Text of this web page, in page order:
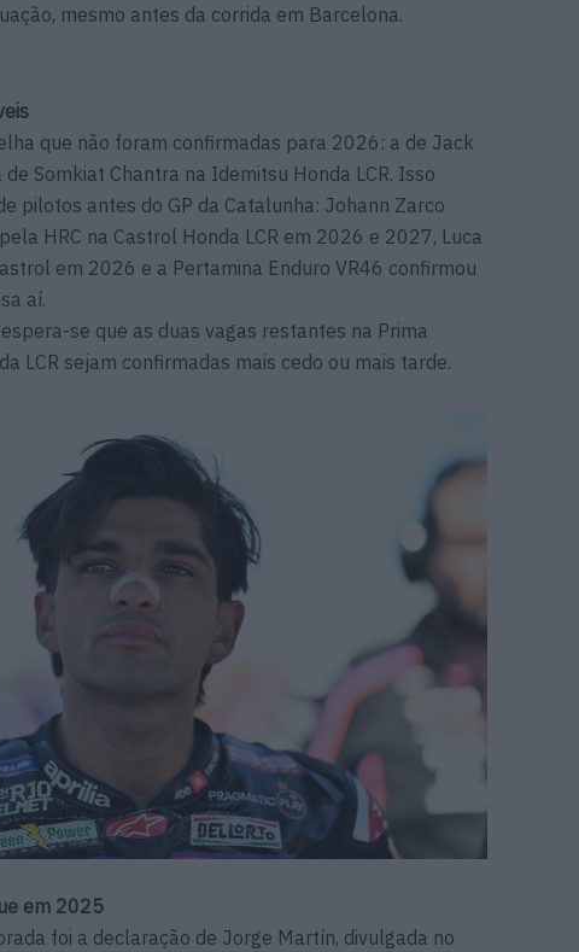
mesmo antes da corrida em Barcelona.
que não foram confirmadas para 2026: a de Jack
Somkiat Chantra na Idemitsu Honda LCR. Isso
pilotos antes do GP da Catalunha: Johann Zarco
HRC na Castrol Honda LCR em 2026 e 2027, Luca
em 2026 e a Pertamina Enduro VR46 confirmou
aí.
se que as duas vagas restantes na Prima
LCR sejam confirmadas mais cedo ou mais tarde.
em 2025
foi a declaração de Jorge Martín, divulgada no